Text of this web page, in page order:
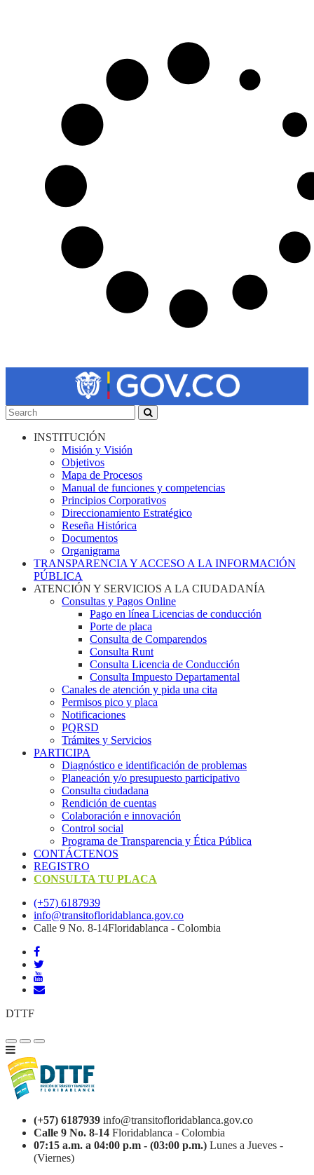
INSTITUCIÓN
Misión y Visión
Objetivos
Mapa de Procesos
Manual de funciones y competencias
Principios Corporativos
Direccionamiento Estratégico
Reseña Histórica
Documentos
Organigrama
TRANSPARENCIA Y ACCESO A LA INFORMACIÓN
PÚBLICA
ATENCIÓN Y SERVICIOS A LA CIUDADANÍA
Consultas y Pagos Online
Pago en línea Licencias de conducción
Porte de placa
Consulta de Comparendos
Consulta Runt
Consulta Licencia de Conducción
Consulta Impuesto Departamental
Canales de atención y pida una cita
Permisos pico y placa
Notificaciones
PQRSD
Trámites y Servicios
PARTICIPA
Diagnóstico e identificación de problemas
Planeación y/o presupuesto participativo​
Consulta ciudadana
Rendición de cuentas
Colaboración e innovación
Control social
Programa de Transparencia y Ética Pública
CONTÁCTENOS
REGISTRO
CONSULTA TU PLACA
(+57) 6187939
info@transitofloridablanca.gov.co
Calle 9 No. 8-14Floridablanca - Colombia
DTTF
(+57) 6187939 info@transitofloridablanca.gov.co
Calle 9 No. 8-14 Floridablanca - Colombia
07:15 a.m. a 04:00 p.m - (03:00 p.m.) Lunes a Jueves -
(Viernes)